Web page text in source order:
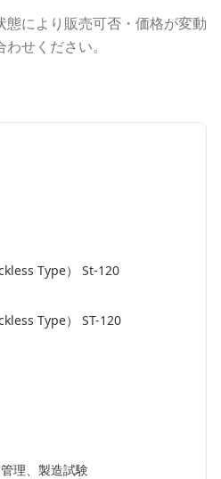
により販売可否・価格が変動
せください。
Type） St-120
Type） ST-120
理、製造試験